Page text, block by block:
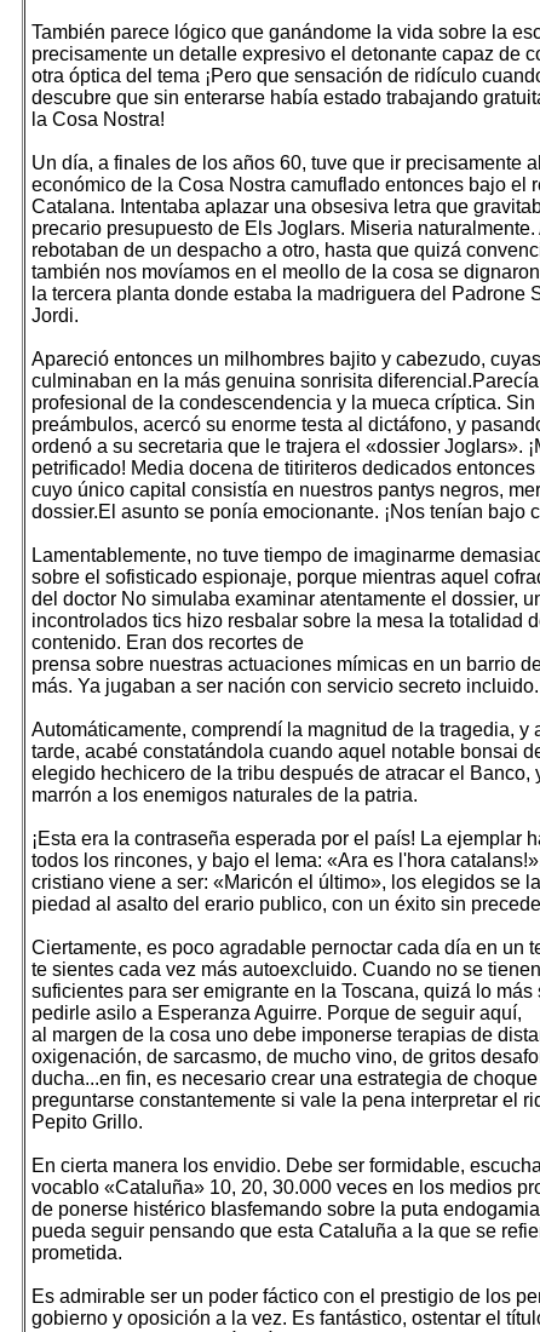
También parece lógico que ganándome la vida sobre la
precisamente un detalle expresivo el detonante capaz de
otra óptica del tema ¡Pero que sensación de ridículo
descubre que sin enterarse había estado trabajando
la Cosa Nostra!
Un día, a finales de los años 60, tuve que ir precisamente
económico de la Cosa Nostra camuflado entonces bajo el
Catalana. Intentaba aplazar una obsesiva letra que
precario presupuesto de Els Joglars. Miseria naturalmente.
rebotaban de un despacho a otro, hasta que quizá
también nos movíamos en el meollo de la cosa se
la tercera planta donde estaba la madriguera del Padrone
Jordi.
Apareció entonces un milhombres bajito y cabezudo,
culminaban en la más genuina sonrisita
profesional de la condescendencia y la mueca críptica. Sin
preámbulos, acercó su enorme testa al dictáfono, y
ordenó a su secretaria que le trajera el «dossier Joglars».
petrificado! Media docena de titiriteros dedicados
cuyo único capital consistía en nuestros pantys negros,
dossier.El asunto se ponía emocionante. ¡Nos tenían bajo
Lamentablemente, no tuve tiempo de imaginarme
sobre el sofisticado espionaje, porque mientras aquel
del doctor No simulaba examinar atentamente el dossier,
incontrolados tics hizo resbalar sobre la mesa la totalidad
contenido. Eran dos recortes de
prensa sobre nuestras actuaciones mímicas en un barrio
más. Ya jugaban a ser nación con servicio secreto incluido.
Automáticamente, comprendí la magnitud de la tragedia, y
tarde, acabé constatándola cuando aquel notable bonsai
elegido hechicero de la tribu después de atracar el Banco,
marrón a los enemigos naturales de la patria.
¡Esta era la contraseña esperada por el país! La ejemplar
todos los rincones, y bajo el lema: «Ara es l'hora
cristiano viene a ser: «Maricón el último», los elegidos se
piedad al asalto del erario publico, con un éxito sin
Ciertamente, es poco agradable pernoctar cada día en un
te sientes cada vez más autoexcluido. Cuando no se
suficientes para ser emigrante en la Toscana, quizá lo más
pedirle asilo a Esperanza Aguirre. Porque de seguir aquí,
al margen de la cosa uno debe imponerse terapias de
oxigenación, de sarcasmo, de mucho vino, de gritos
ducha...en fin, es necesario crear una estrategia de
preguntarse constantemente si vale la pena interpretar el
Pepito Grillo.
En cierta manera los envidio. Debe ser formidable,
vocablo «Cataluña» 10, 20, 30.000 veces en los medios
de ponerse histérico blasfemando sobre la puta
pueda seguir pensando que esta Cataluña a la que se
prometida.
Es admirable ser un poder fáctico con el prestigio de los
gobierno y oposición a la vez. Es fantástico, ostentar el